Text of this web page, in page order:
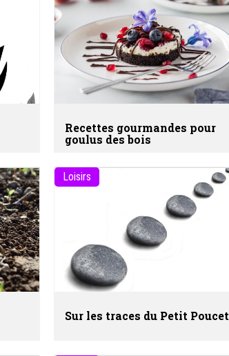
Recettes gourmandes pour
goulus des bois
Loisirs
Sur les traces du Petit Poucet